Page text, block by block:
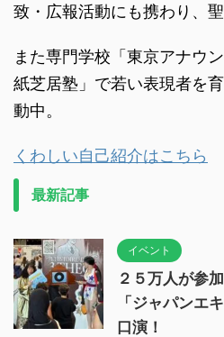
致・広報活動にも携わり、
また専門学校「東京アナウ
紙芝居塾」で若い表現者を
動中。
くわしい自己紹介はこちら
最新記事
イベント
２５万人が参
「ジャパンエ
口演！